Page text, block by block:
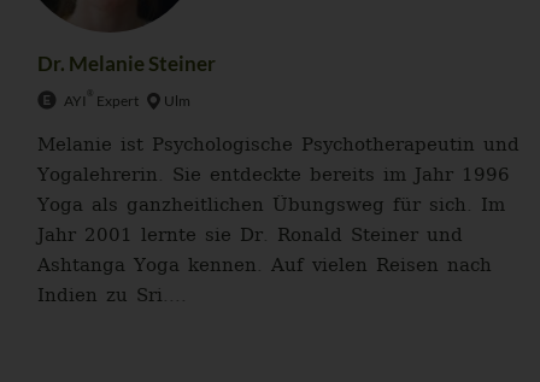
Dr. Melanie Steiner
AYI Expert Ulm
Melanie ist Psychologische Psychotherapeutin und
Yogalehrerin. Sie entdeckte bereits im Jahr 1996
Yoga als ganzheitlichen Übungsweg für sich. Im
Jahr 2001 lernte sie Dr. Ronald Steiner und
Ashtanga Yoga kennen. Auf vielen Reisen nach
Indien zu Sri....